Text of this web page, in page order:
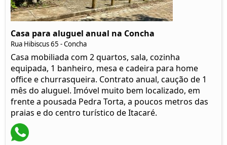
Casa para aluguel anual na Concha
Rua Hibiscus 65 - Concha
Casa mobiliada com 2 quartos, sala, cozinha
equipada, 1 banheiro, mesa e cadeira para home
office e churrasqueira. Contrato anual, caução de 1
mês do aluguel. Imóvel muito bem localizado, em
frente a pousada Pedra Torta, a poucos metros das
praias e do centro turístico de Itacaré.